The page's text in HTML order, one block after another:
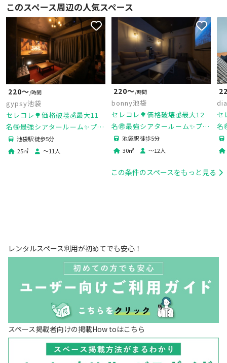
このスペース周辺の人気スペース
220〜/時間
gypsy池袋
セレコレ🌳価格破壊💰最大11
名🉐最強シアタールーム✨プロ
ジェクター📽️映画🐈‍⬛デート💓
ゲーム🎮推し活🌟gypsy池袋
池袋駅 徒歩5分
25㎡ 〜11 人
220〜/時間
bonny池袋
セレコレ🌳価格破壊💰最大12
名🉐最強シアタールーム✨プロ
ジェクター📽️映画🐈‍⬛デート💓
ゲーム🎮女子会💗推し活🌟24H
池袋駅 徒歩5分
30㎡ 〜12人
セ
名
この条件のスペースをもっと見る
レンタルスペース利用が初めてでも安心！
スペース掲載者向けの掲載How toはこちら